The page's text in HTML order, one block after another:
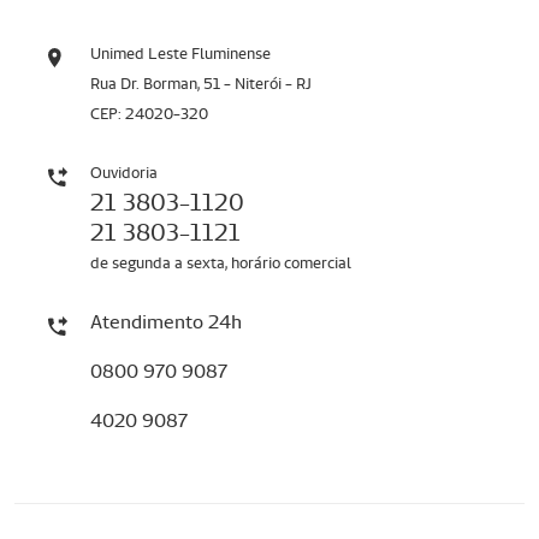
Unimed Leste Fluminense
Rua Dr. Borman, 51 - Niterói - RJ
CEP: 24020-320
Ouvidoria
21 3803-1120
21 3803-1121
de segunda a sexta, horário comercial
Atendimento 24h
0800 970 9087
4020 9087